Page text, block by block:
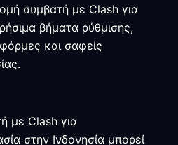
συμβατή με Clash για
βήματα ρύθμισης,
και σαφείς
με Clash για
στην Ινδονησία μπορεί